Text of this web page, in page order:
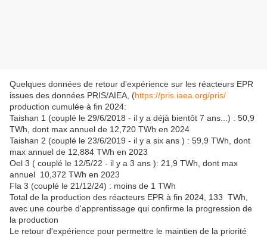
Quelques données de retour d'expérience sur les réacteurs EPR
issues des données PRIS/AIEA, (https://pris.iaea.org/pris/
production cumulée à fin 2024:
Taishan 1 (couplé le 29/6/2018 - il y a déjà bientôt 7 ans...) : 50,9
TWh, dont max annuel de 12,720 TWh en 2024
Taishan 2 (couplé le 23/6/2019 - il y a six ans ) : 59,9 TWh, dont
max annuel de 12,884 TWh en 2023
Oel 3 ( couplé le 12/5/22 - il y a 3 ans ): 21,9 TWh, dont max
annuel 10,372 TWh en 2023
Fla 3 (couplé le 21/12/24) : moins de 1 TWh
Total de la production des réacteurs EPR à fin 2024, 133 TWh,
avec une courbe d'apprentissage qui confirme la progression de
la production
Le retour d'expérience pour permettre le maintien de la priorité